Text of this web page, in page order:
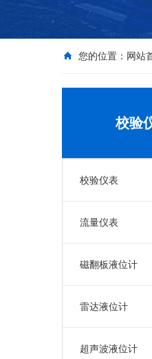
您的位置： 网站
校验
校验仪表
流量仪表
磁翻板液位计
雷达液位计
超声波液位计